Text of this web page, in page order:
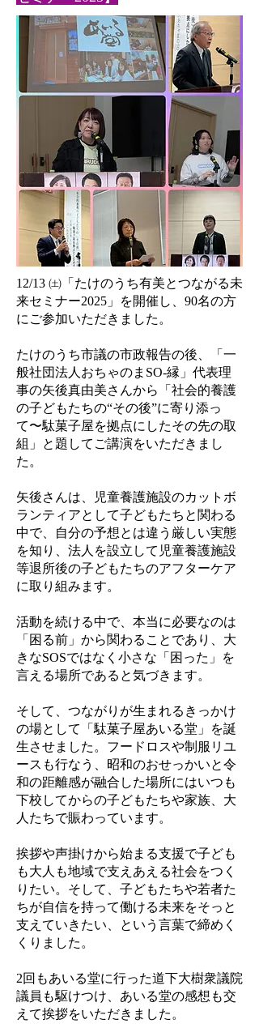
12/13 ㈯「たけのうち有美とつながる未
来セミナー2025」を開催し、90名の方
にご参加いただきました。
たけのうち市議の市政報告の後、「一
般社団法人おちゃのまSO-縁」代表理
事の矢後真由美さんから「社会的養護
の子どもたちの“その後”に寄り添っ
て〜駄菓子屋を拠点にしたその先の取
組」と題してご講演をいただきまし
た。
矢後さんは、児童養護施設のカットボ
ランティアとして子どもたちと関わる
中で、自分の予想とは違う厳しい実態
を知り、法人を設立して児童養護施設
等退所後の子どもたちのアフターケア
に取り組みます。
活動を続ける中で、本当に必要なのは
「困る前」から関わることであり、大
きなSOSではなく小さな「困った」を
言える場所であると気づきます。
そして、つながりが生まれるきっかけ
の場として「駄菓子屋あいる堂」を誕
生させました。フードロスや制服リユ
ースも行なう、昭和のおせっかいと令
和の距離感が融合した場所にはいつも
下校してからの子どもたちや家族、大
人たちで賑わっています。
挨拶や声掛けから始まる支援で子ども
も大人も地域で支えあえる社会をつく
りたい。そして、子どもたちや若者た
ちが自信を持って働ける未来をそっと
支えていきたい、という言葉で締めく
くりました。
2回もあいる堂に行った道下大樹衆議院
議員も駆けつけ、あいる堂の感想も交
えて挨拶をいただきました。